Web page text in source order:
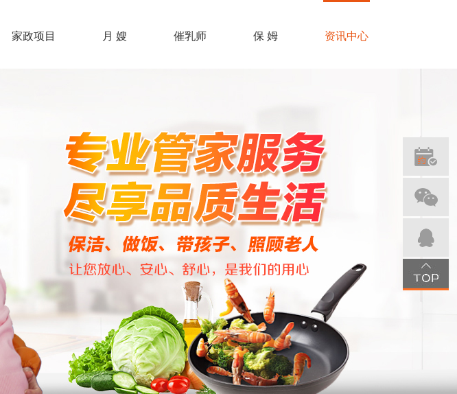
家政项目 月 嫂 催乳师 保 姆 资讯中心